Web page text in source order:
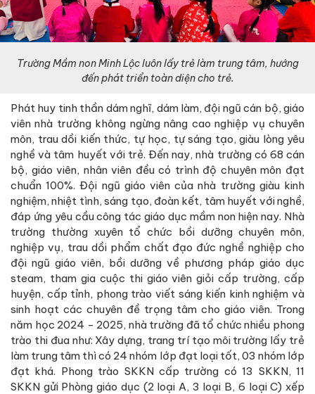
Trường Mầm non Minh Lộc luôn lấy trẻ làm trung tâm, hướng
đến phát triển toàn diện cho trẻ.
Phát huy tinh thần dám nghĩ, dám làm, đội ngũ cán bộ, giáo
viên nhà trường không ngừng nâng cao nghiệp vụ chuyên
môn, trau dồi kiến thức, tự học, tự sáng tạo, giàu lòng yêu
nghề và tâm huyết với trẻ. Đến nay, nhà trường có 68 cán
bộ, giáo viên, nhân viên đều có trình độ chuyên môn đạt
chuẩn 100%. Đội ngũ giáo viên của nhà trường giàu kinh
nghiệm, nhiệt tình, sáng tạo, đoàn kết, tâm huyết với nghề,
đáp ứng yêu cầu công tác giáo dục mầm non hiện nay. Nhà
trường thường xuyên tổ chức bồi dưỡng chuyên môn,
nghiệp vụ, trau dồi phẩm chất đạo đức nghề nghiệp cho
đội ngũ giáo viên, bồi dưỡng về phương pháp giáo dục
steam, tham gia cuộc thi giáo viên giỏi cấp trường, cấp
huyện, cấp tỉnh, phong trào viết sáng kiến kinh nghiệm và
sinh hoạt các chuyên đề trọng tâm cho giáo viên. Trong
năm học 2024 - 2025, nhà trường đã tổ chức nhiều phong
trào thi đua như: Xây dựng, trang trí tạo môi trường lấy trẻ
làm trung tâm thì có 24 nhóm lớp đạt loại tốt, 03 nhóm lớp
đạt khá. Phong trào SKKN cấp trường có 13 SKKN, 11
SKKN gửi Phòng giáo dục (2 loại A, 3 loại B, 6 loại C) xếp